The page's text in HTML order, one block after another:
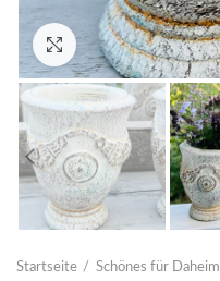
Click to enlarge
Startseite Schönes für Daheim